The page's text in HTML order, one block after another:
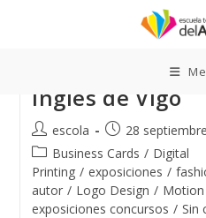
Exposición de
Inglés de Vigo
Autor
de
la
entrada:
escola
Publicación
de
la
entrada:
28
Categoría
de
la
entrada:
Business Cards / Digital
Printing / exposiciones /
autor / Logo Design / Motion
exposiciones concursos / Sin